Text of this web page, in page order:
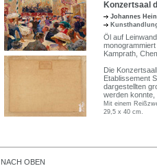
Konzertsaal
Johannes
Öl auf
Kamprath,
Die
Etablissement
dargestellten
werden konnte,
Mit einem
29,5 x 40 cm.
NACH OBEN